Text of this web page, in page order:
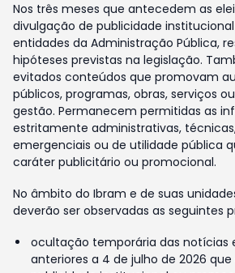
Nos três meses que antecedem as
divulgação de publicidade
entidades da Administração Pública,
hipóteses previstas na legislação.
evitados conteúdos que promovam
públicos, programas, obras, serviços
gestão. Permanecem permitidas as
estritamente administrativas,
emergenciais ou de utilidade pública
caráter publicitário ou promocional.
No âmbito do Ibram e de suas
deverão ser observadas as seguintes
ocultação temporária das notícias
anteriores a 4 de julho de 2026